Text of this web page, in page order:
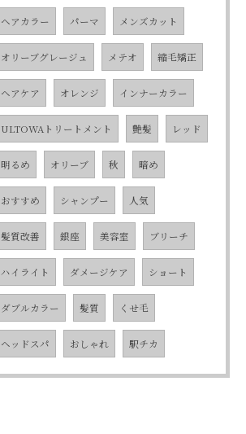
ヘアカラー パーマ メンズカット
オリーブグレージュ メテオ 縮毛矯正
ヘアケア オレンジ インナーカラー
ULTOWAトリートメント 艶髪 レッド
明るめ オリーブ 秋 暗め
おすすめ シャンプー 人気
髪質改善 銀座 美容室 ブリーチ
ハイライト ダメージケア ショート
ダブルカラー 髪質 くせ毛
ヘッドスパ おしゃれ 駅チカ